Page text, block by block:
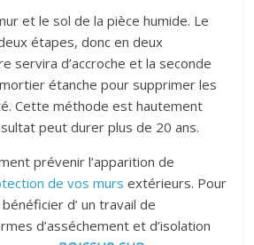
et le sol de la pièce humide. Le
étapes, donc en deux
servira d’accroche et la seconde
étanche pour supprimer les
Cette méthode est hautement
peut durer plus de 20 ans.
prévenir l’apparition de
de vos murs extérieurs. Pour
d’ un travail de
d’asséchement et d’isolation